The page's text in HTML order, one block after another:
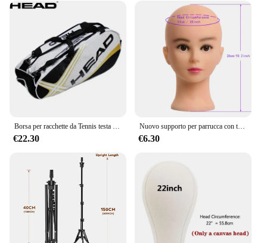
Borsa per racchette da Tennis testa grande capacità 3-6 pezzi zaino da Tennis Badminton Gymbag borsa per racchette da Squash con borsa per scarpe separata
€22.30
Nuovo supporto per parrucca con testa di manichino con supporto per treppiede per parrucca regolabile per parrucche che che fanno Display con perni a T/cappuccio per parrucca per regalo gratuito
€6.30